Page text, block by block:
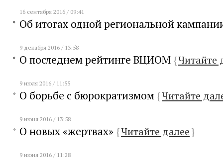
16 сентября 2016 / 09:41
Об итогах одной региональной
9 декабря 2016 / 13:58
О последнем рейтинге ВЦИОМ {Читайте
9 июля 2016 / 11:55
О борьбе с бюрократизмом {Читайте
9 июня 2016 / 13:58
О новых «жертвах» {Читайте далее}
9 июня 2016 / 11:28